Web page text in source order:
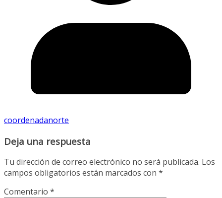
coordenadanorte
Deja una respuesta
Tu dirección de correo electrónico no será publicada. Los
campos obligatorios están marcados con *
Comentario *